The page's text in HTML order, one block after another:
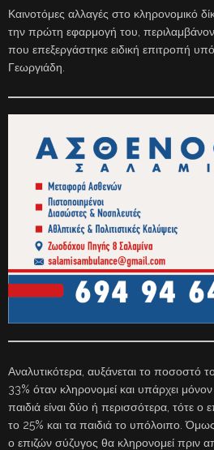
Καινοτόμες αλλαγές στο κληρονομικό
την πρώτη εφαρμογή του,
που επεξεργάστηκε ειδική επιτροπή
Γεωργιάδη.
Αναλυτικότερα, αυξάνεται το ποσοστό
33% όταν κληρονομεί και υπάρχει
παιδιά είναι δύο ή περισσότερα, τότε ο
το 25% και τα παιδιά το υπόλοιπο.
ο επιζών σύζυγος θα κληρονομεί πριν